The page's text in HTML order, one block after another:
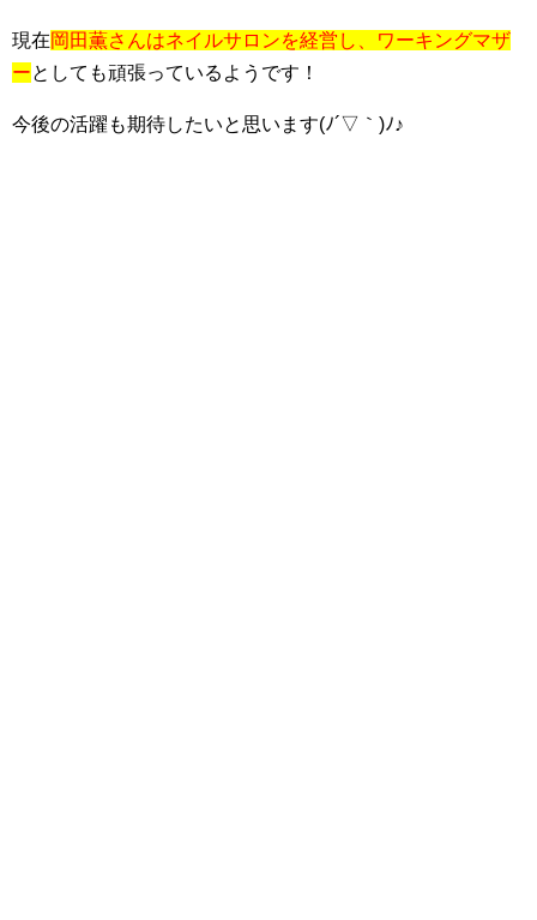
現在岡田薫さんはネイルサロンを経営し、ワーキングマザ
ーとしても頑張っているようです！
今後の活躍も期待したいと思います(ﾉ´▽｀)ﾉ♪